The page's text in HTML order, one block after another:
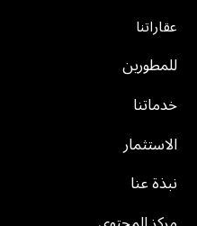
عقاراتنا
للمطورين
خدماتنا
الاستثمار
نبذة عنا